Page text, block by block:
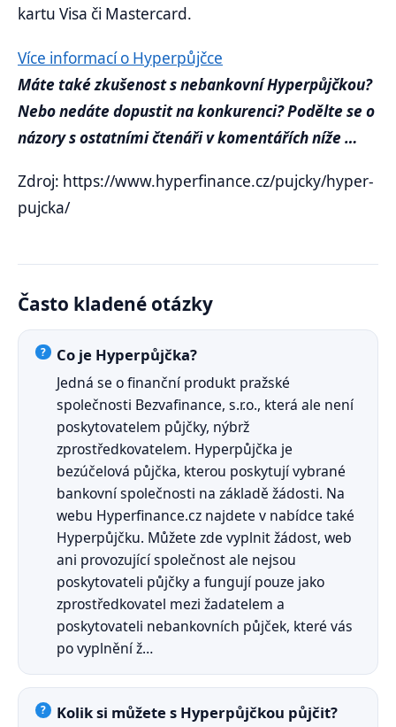
kartu Visa či Mastercard.
Více informací o Hyperpůjčce
Máte také zkušenost s nebankovní Hyperpůjčkou?
Nebo nedáte dopustit na konkurenci? Podělte se o
názory s ostatními čtenáři v komentářích níže …
Zdroj: https://www.hyperfinance.cz/pujcky/hyper-
pujcka/
Často kladené otázky
Co je Hyperpůjčka?
Jedná se o finanční produkt pražské
společnosti Bezvafinance, s.r.o., která ale není
poskytovatelem půjčky, nýbrž
zprostředkovatelem. Hyperpůjčka je
bezúčelová půjčka, kterou poskytují vybrané
bankovní společnosti na základě žádosti. Na
webu Hyperfinance.cz najdete v nabídce také
Hyperpůjčku. Můžete zde vyplnit žádost, web
ani provozující společnost ale nejsou
poskytovateli půjčky a fungují pouze jako
zprostředkovatel mezi žadatelem a
poskytovateli nebankovních půjček, které vás
po vyplnění ž…
Kolik si můžete s Hyperpůjčkou půjčit?